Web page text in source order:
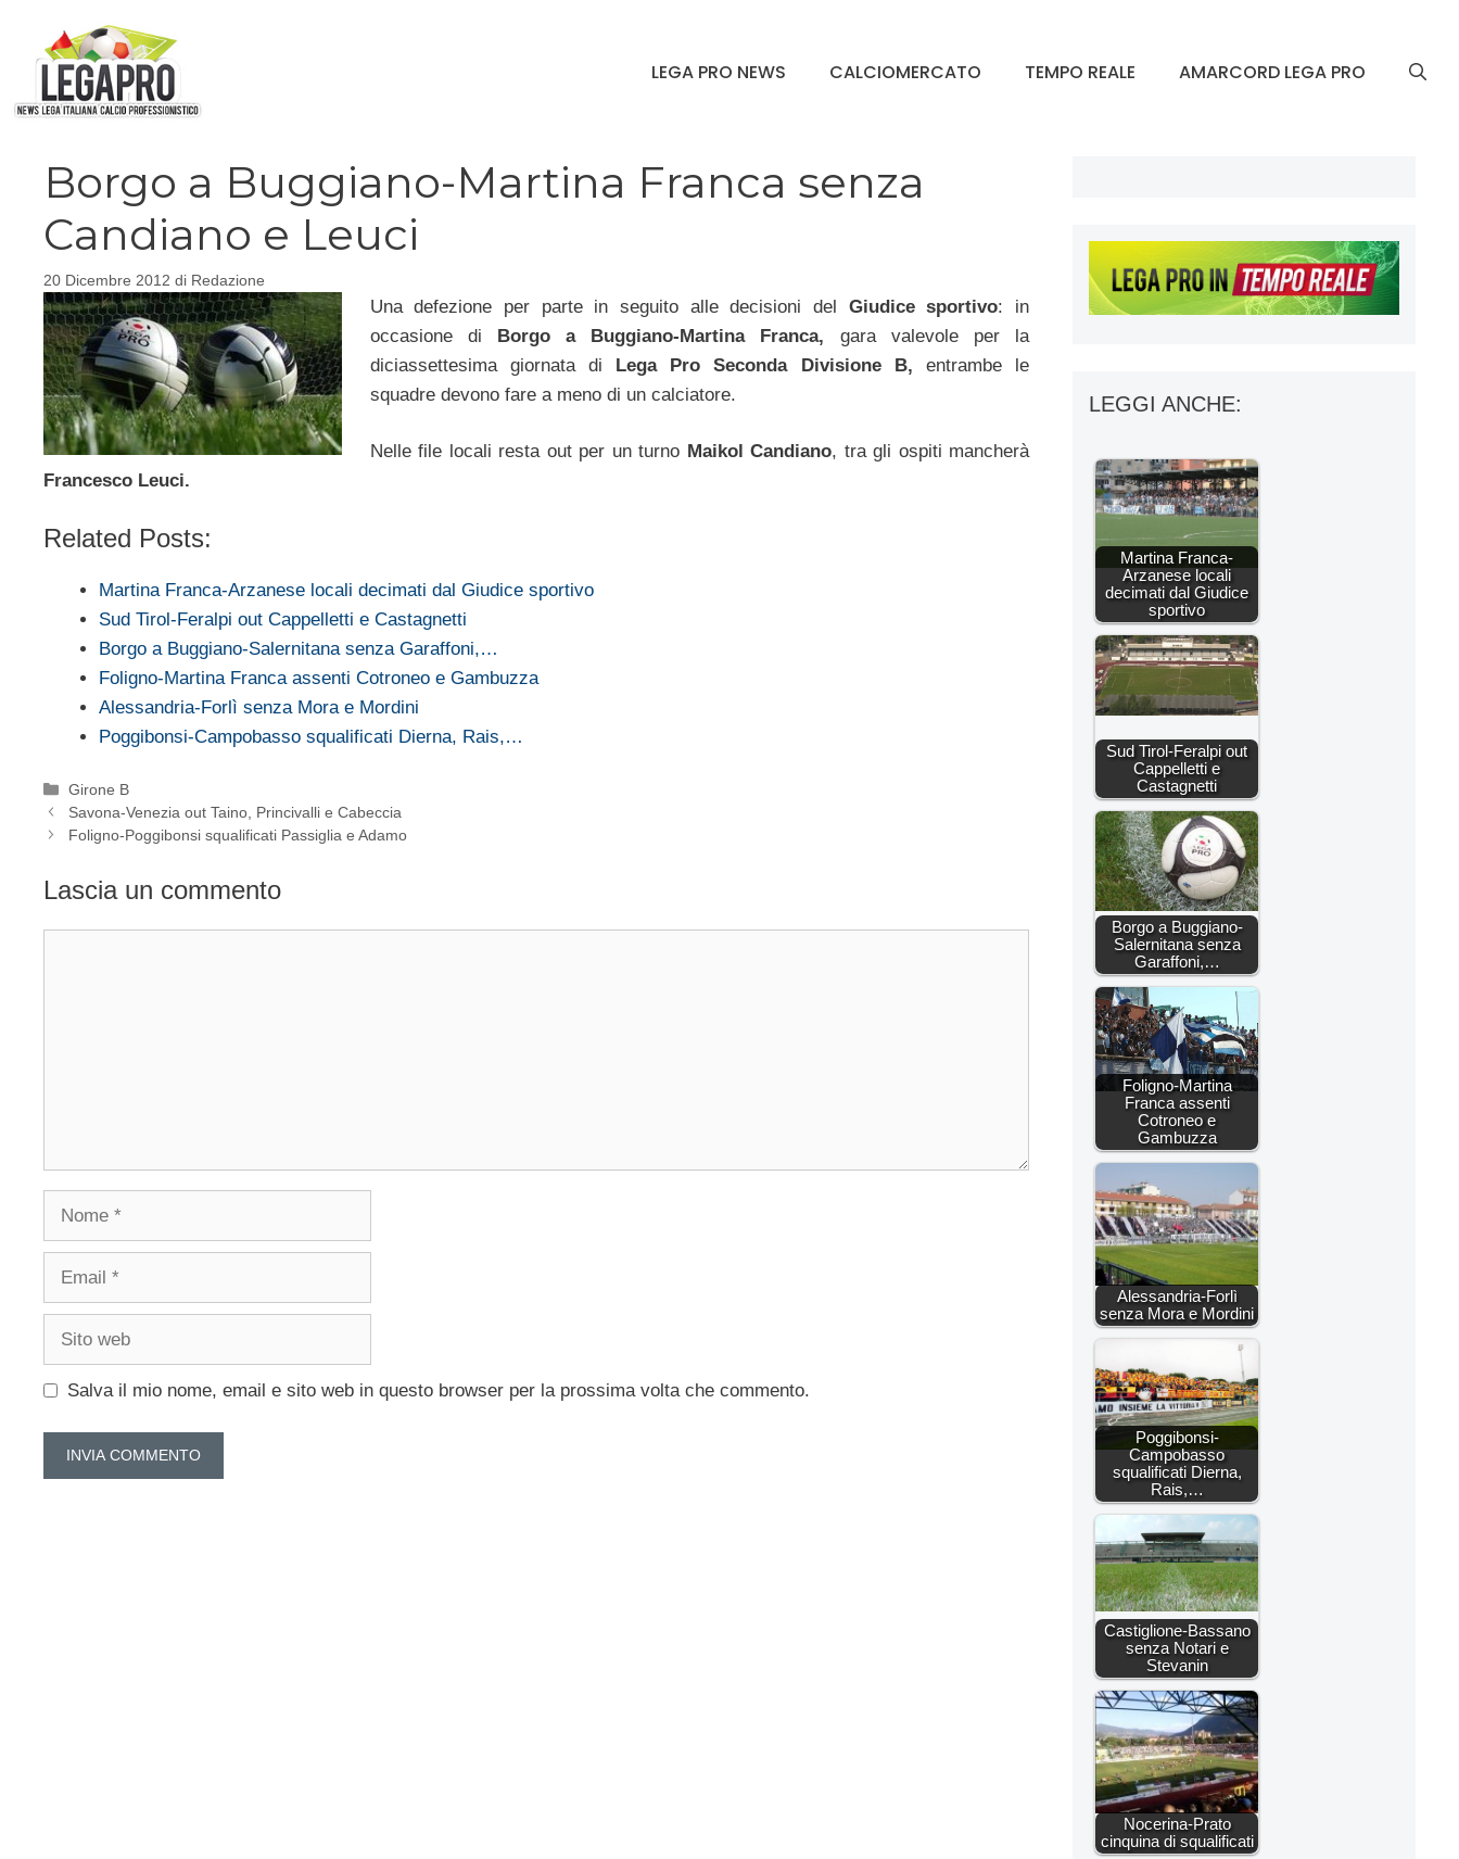
contenuto
LEGA PRO NEWS CALCIOMERCATO TEMPO REALE AMARCORD LEGA PRO
Borgo a Buggiano-Martina Franca senza
Candiano e Leuci
20 Dicembre 2012 di Redazione
Una defezione per parte in seguito alle decisioni del Giudice sportivo: in
occasione di Borgo a Buggiano-Martina Franca, gara valevole per la
diciassettesima giornata di Lega Pro Seconda Divisione B, entrambe le
squadre devono fare a meno di un calciatore.
Nelle file locali resta out per un turno Maikol Candiano, tra gli ospiti mancherà
Francesco Leuci.
Related Posts:
Martina Franca-Arzanese locali decimati dal Giudice sportivo
Sud Tirol-Feralpi out Cappelletti e Castagnetti
Borgo a Buggiano-Salernitana senza Garaffoni,…
Foligno-Martina Franca assenti Cotroneo e Gambuzza
Alessandria-Forlì senza Mora e Mordini
Poggibonsi-Campobasso squalificati Dierna, Rais,…
Categorie
Girone B
Savona-Venezia out Taino, Princivalli e Cabeccia
Foligno-Poggibonsi squalificati Passiglia e Adamo
Lascia un commento
Salva il mio nome, email e sito web in questo browser per la prossima volta che commento.
LEGGI ANCHE:
Martina Franca-
Arzanese locali
decimati dal Giudice
sportivo
Sud Tirol-Feralpi out
Cappelletti e
Castagnetti
Borgo a Buggiano-
Salernitana senza
Garaffoni,…
Foligno-Martina
Franca assenti
Cotroneo e
Gambuzza
Alessandria-Forlì
senza Mora e Mordini
Poggibonsi-
Campobasso
squalificati Dierna,
Rais,…
Castiglione-Bassano
senza Notari e
Stevanin
Nocerina-Prato
cinquina di squalificati